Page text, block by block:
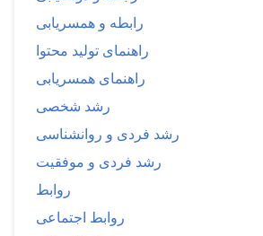
رابطه و همسریابی
راهنمای تولید محتوا
راهنمای همسریابی
رشد شخصی
رشد فردی و روانشناسی
رشد فردی و موفقیت
روابط
روابط اجتماعی